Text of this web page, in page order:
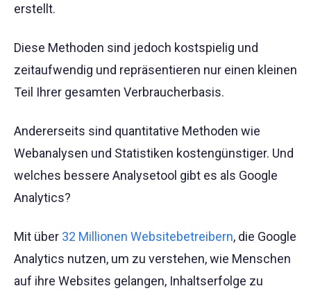
erstellt.
Diese Methoden sind jedoch kostspielig und
zeitaufwendig und repräsentieren nur einen kleinen
Teil Ihrer gesamten Verbraucherbasis.
Andererseits sind quantitative Methoden wie
Webanalysen und Statistiken kostengünstiger. Und
welches bessere Analysetool gibt es als Google
Analytics?
Mit über 32 Millionen Websitebetreibern, die Google
Analytics nutzen, um zu verstehen, wie Menschen
auf ihre Websites gelangen, Inhaltserfolge zu